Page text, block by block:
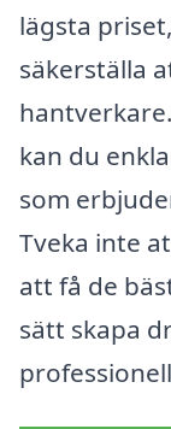
lägsta
säkerställa
kan du
som
Tveka inte
att få de
sätt skapa